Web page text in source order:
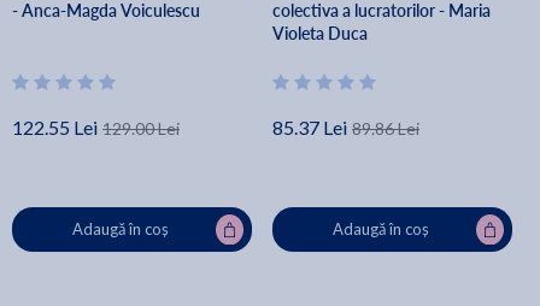
- Anca-Magda Voiculescu
122.55 Lei 129.00 Lei
Adaugă în coș
colectiva a lucratorilor - Maria
Violeta Duca
85.37 Lei 89.86 Lei
Adaugă în coș